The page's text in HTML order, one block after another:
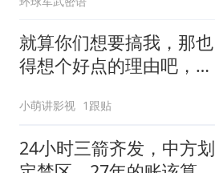
就算你们想要搞我，那也
得想个好点的理由吧，这
小萌讲影视 1跟贴
24小时三箭齐发，中方划